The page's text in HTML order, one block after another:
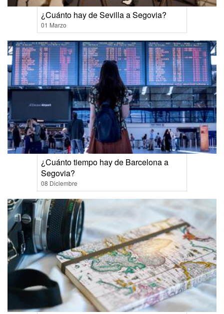
¿Cuánto hay de Sevilla a Segovia?
01 Marzo
¿Cuánto tiempo hay de Barcelona a
Segovia?
08 Diciembre